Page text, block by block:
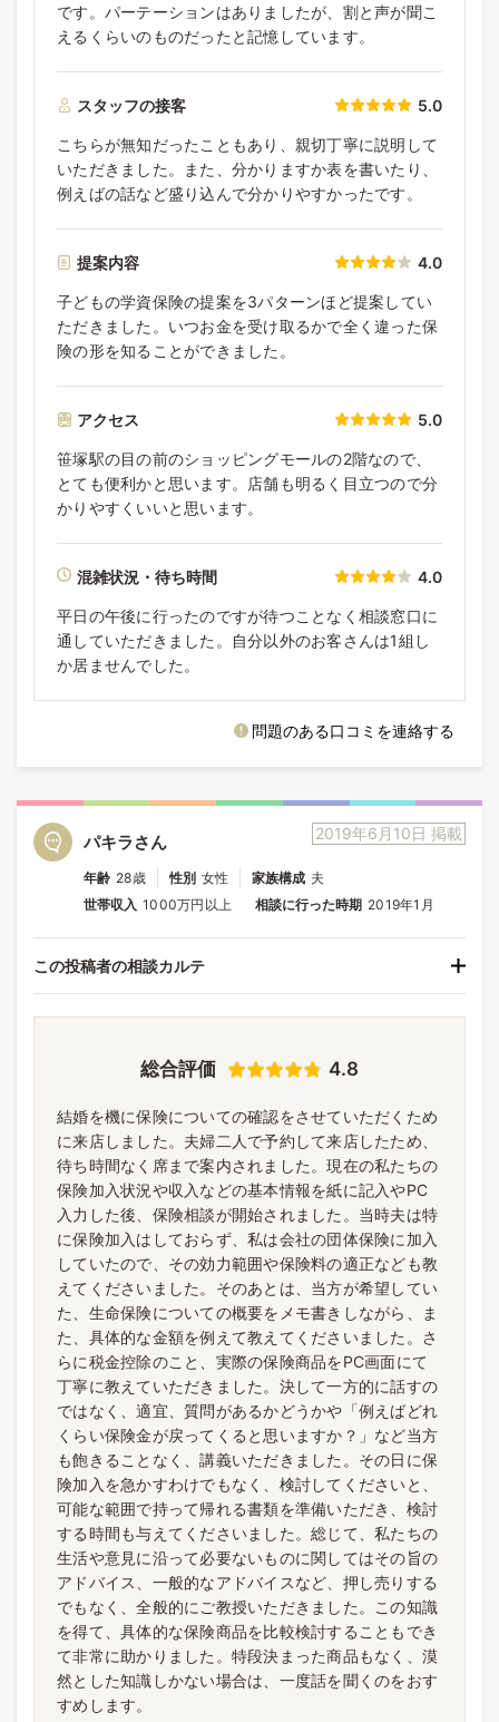
です。パーテーションはありましたが、割と声が聞こ
えるくらいのものだったと記憶しています。
スタッフの接客 5.0
こちらが無知だったこともあり、親切丁寧に説明して
いただきました。また、分かりますか表を書いたり、
例えばの話など盛り込んで分かりやすかったです。
提案内容 4.0
子どもの学資保険の提案を3パターンほど提案してい
ただきました。いつお金を受け取るかで全く違った保
険の形を知ることができました。
アクセス 5.0
笹塚駅の目の前のショッピングモールの2階なので、
とても便利かと思います。店舗も明るく目立つので分
かりやすくいいと思います。
混雑状況・待ち時間 4.0
平日の午後に行ったのですが待つことなく相談窓口に
通していただきました。自分以外のお客さんは1組し
か居ませんでした。
問題のある口コミを連絡する
2019年6月10日 掲載
パキラさん
年齢 28歳 性別 女性 家族構成 夫
世帯収入 1000万円以上 相談に行った時期 2019年1月
この投稿者の相談カルテ
総合評価 4.8
結婚を機に保険についての確認をさせていただくため
に来店しました。夫婦二人で予約して来店したため、
待ち時間なく席まで案内されました。現在の私たちの
保険加入状況や収入などの基本情報を紙に記入やPC
入力した後、保険相談が開始されました。当時夫は特
に保険加入はしておらず、私は会社の団体保険に加入
していたので、その効力範囲や保険料の適正なども教
えてくださいました。そのあとは、当方が希望してい
た、生命保険についての概要をメモ書きしながら、ま
た、具体的な金額を例えて教えてくださいました。さ
らに税金控除のこと、実際の保険商品をPC画面にて
丁寧に教えていただきました。決して一方的に話すの
ではなく、適宜、質問があるかどうかや「例えばどれ
くらい保険金が戻ってくると思いますか？」など当方
も飽きることなく、講義いただきました。その日に保
険加入を急かすわけでもなく、検討してくださいと、
可能な範囲で持って帰れる書類を準備いただき、検討
する時間も与えてくださいました。総じて、私たちの
生活や意見に沿って必要ないものに関してはその旨の
アドバイス、一般的なアドバイスなど、押し売りする
でもなく、全般的にご教授いただきました。この知識
を得て、具体的な保険商品を比較検討することもでき
て非常に助かりました。特段決まった商品もなく、漠
然とした知識しかない場合は、一度話を聞くのをおす
すめします。